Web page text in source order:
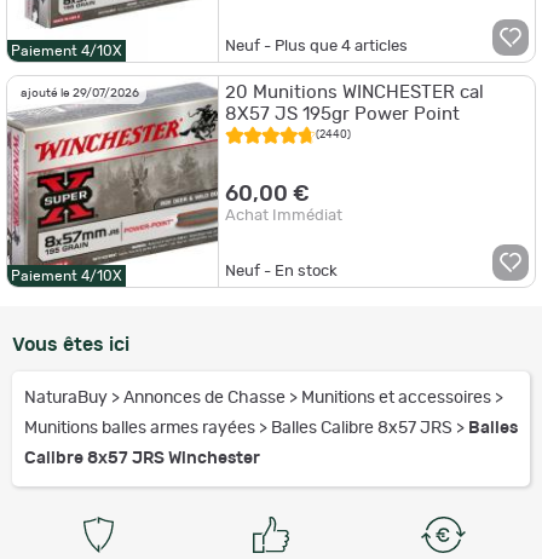
Paiement 4/10X Neuf - Plus que4 articles
ajouté le 29/07/2026
Paiement 4/10X
20 Munitions WINCHESTER cal
8X57 JS 195gr Power Point
(2440)
60,00 €
Achat Immédiat
Neuf - En stock
Vous êtes ici
NaturaBuy > Annonces de Chasse > Munitions et accessoires >
Munitions balles armes rayées > Balles Calibre 8x57 JRS > Balles
Calibre 8x57 JRS Winchester